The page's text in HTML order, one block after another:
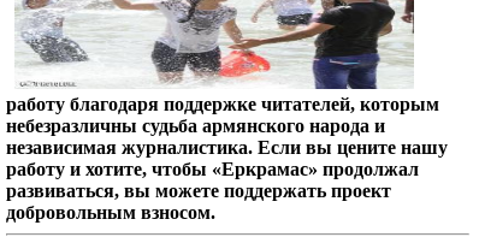
работу благодаря поддержке читателей, которым
небезразличны судьба армянского народа и
независимая журналистика. Если вы цените нашу
работу и хотите, чтобы «Еркрамас» продолжал
развиваться, вы можете поддержать проект
добровольным взносом.